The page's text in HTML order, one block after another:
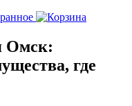
Омск:
где